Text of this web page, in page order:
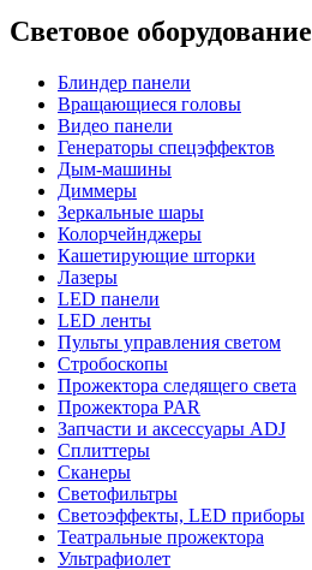
Световое оборудование
Блиндер панели
Вращающиеся головы
Видео панели
Генераторы спецэффектов
Дым-машины
Диммеры
Зеркальные шары
Колорчейнджеры
Кашетирующие шторки
Лазеры
LED панели
LED ленты
Пульты управления светом
Стробоскопы
Прожектора следящего света
Прожектора PAR
Запчасти и аксессуары ADJ
Сплиттеры
Сканеры
Светофильтры
Светоэффекты, LED приборы
Театральные прожектора
Ультрафиолет